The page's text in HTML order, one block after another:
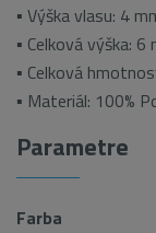
▪ Výška vlasu: 4
▪ Celková výška: 6
▪ Celková
▪ Materiál: 100%
Parametre
Farba